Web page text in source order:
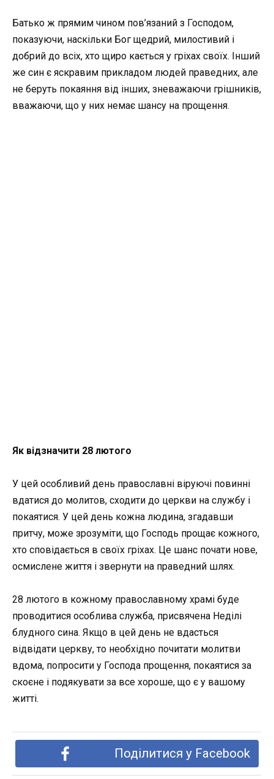
Батько ж прямим чином пов’язаний з Господом,
показуючи, наскільки Бог щедрий, милостивий і
добрий до всіх, хто щиро кається у гріхах своїх. Інший
же син є яскравим прикладом людей праведних, але
не беруть покаяння від інших, зневажаючи грішників,
вважаючи, що у них немає шансу на прощення.
Як відзначити 28 лютого
У цей особливий день православні віруючі повинні
вдатися до молитов, сходити до церкви на службу і
покаятися. У цей день кожна людина, згадавши
притчу, може зрозуміти, що Господь прощає кожного,
хто сповідається в своїх гріхах. Це шанс почати нове,
осмислене життя і звернути на праведний шлях.
28 лютого в кожному православному храмі буде
проводитися особлива служба, присвячена Неділі
блудного сина. Якщо в цей день не вдасться
відвідати церкву, то необхідно почитати молитви
вдома, попросити у Господа прощення, покаятися за
скоєне і подякувати за все хороше, що є у вашому
житті.
Поділитися у Facebook